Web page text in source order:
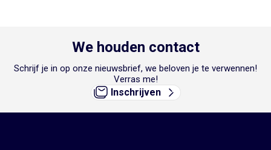
We houden contact
Schrijf je in op onze nieuwsbrief, we beloven je te verwennen!
Verras me!
Inschrijven